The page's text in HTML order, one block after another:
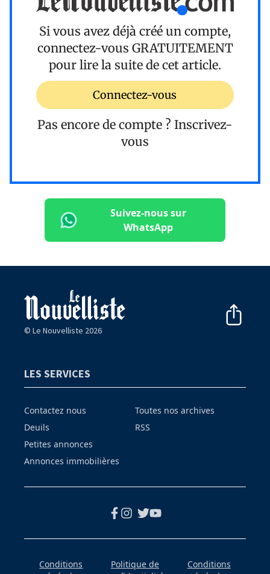
Si vous avez déjà créé un compte,
connectez-vous GRATUITEMENT
pour lire la suite de cet article.
Connectez-vous
Pas encore de compte ? Inscrivez-
vous
Suivez-nous sur
WhatsApp
© Le Nouvelliste 2026
LES SERVICES
Contactez nous
Deuils
Petites annonces
Annonces immobilières
Toutes nos archives
RSS
Conditions
Politique de
Conditions